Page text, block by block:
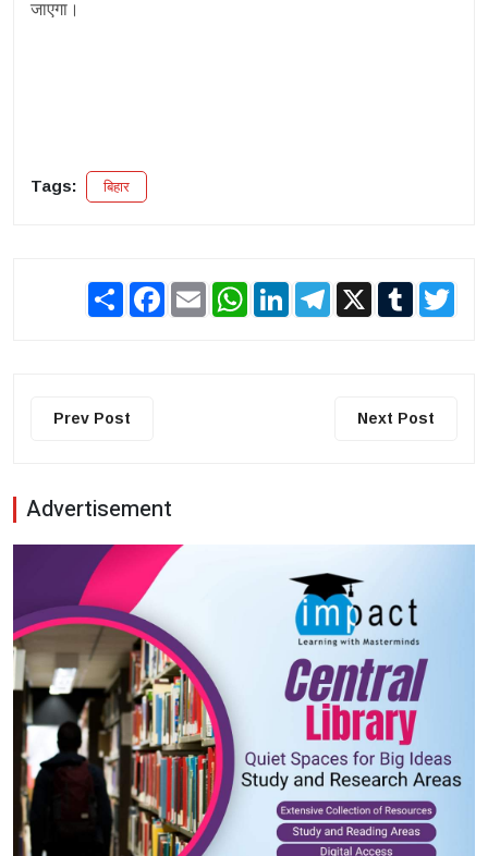
जाएगा।
Tags: बिहार
Share Facebook
Email WhatsAppLinkedInTelegram
X Tumblr
Prev Post Next Post
Advertisement